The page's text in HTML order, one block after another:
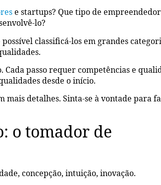
e startups? Que tipo de
lo?
classificá-los em grandes
passo requer competências e
desde o início.
mais detalhes. Sinta-se à vontade para
o tomador de
concepção, intuição, inovação.